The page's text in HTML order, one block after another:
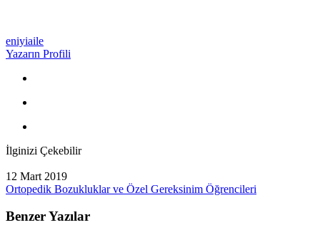
eniyiaile
Yazarın Profili
İlginizi Çekebilir
12 Mart 2019
Ortopedik Bozukluklar ve Özel Gereksinim Öğrencileri
Benzer Yazılar